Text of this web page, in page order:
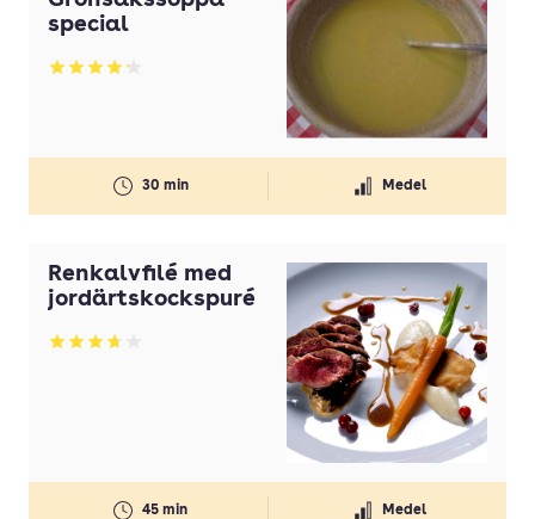
special
Betyg: 4.23 av 5
30 min Medel
Renkalvfilé med
jordärtskockspuré
Betyg: 3.74 av 5
45 min Medel